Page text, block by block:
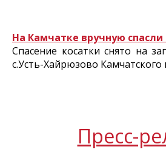
На Камчатке вручную спасли
Спасение косатки снято на
с.Усть-Хайрюзово Камчатского
Пресс-